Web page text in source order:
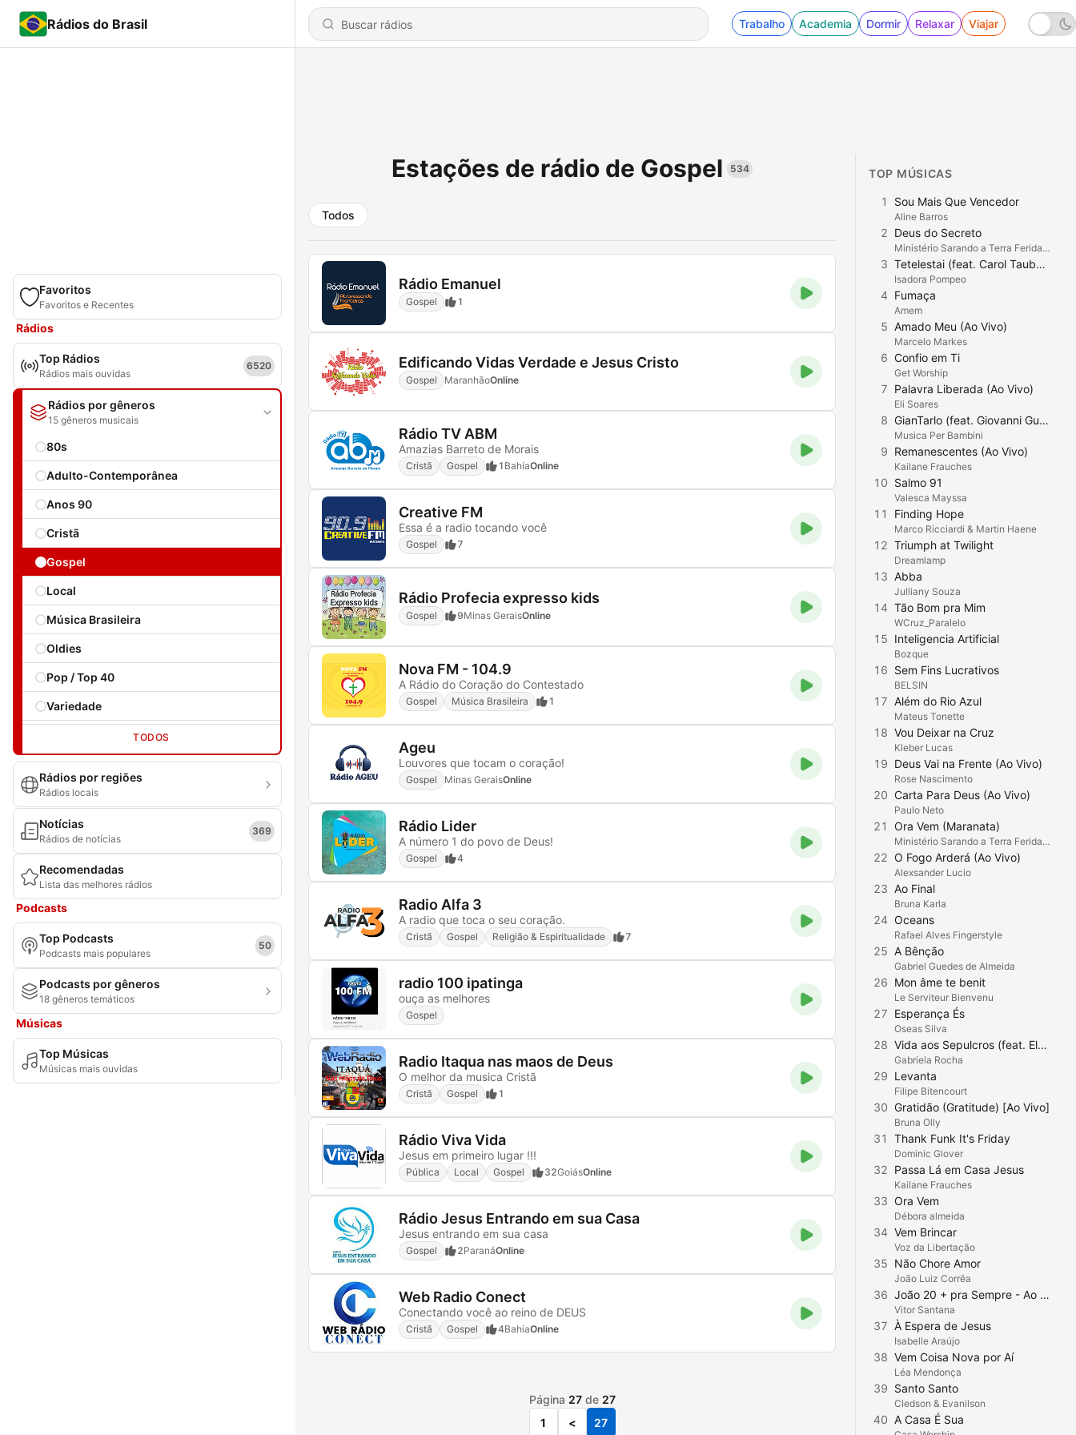
Rádios do Brasil Trabalho Academia Dormir Relaxar Viajar
Favoritos
Favoritos e Recentes
Rádios
Top Rádios
Rádios mais ouvidas
6520
Rádios por gêneros
15 gêneros musicais
80s
Adulto-Contemporânea
Anos 90
Cristã
Gospel
Local
Música Brasileira
Oldies
Pop / Top 40
Variedade
TODOS
Rádios por regiões
Rádios locais
Notícias
Rádios de notícias
369
Recomendadas
Lista das melhores rádios
Podcasts
Top Podcasts
Podcasts mais populares
50
Podcasts por gêneros
18 gêneros temáticos
Músicas
Top Músicas
Músicas mais ouvidas
Estações de rádio de Gospel 534
Todos
Rádio Emanuel
Gospel 1
Edificando Vidas Verdade e Jesus Cristo
Gospel MaranhãoOnline
Rádio TV ABM
Amazias Barreto de Morais
Cristã Gospel 1 BahíaOnline
Creative FM
Essa é a radio tocando você
Gospel 7
Rádio Profecia expresso kids
Gospel 9Minas GeraisOnline
Nova FM - 104.9
A Rádio do Coração do Contestado
Gospel Música Brasileira 1
Ageu
Louvores que tocam o coração!
Gospel Minas GeraisOnline
Rádio Lider
A número 1 do povo de Deus!
Gospel 4
Radio Alfa 3
A radio que toca o seu coração.
Cristã Gospel Religião & Espiritualidade 7
radio 100 ipatinga
ouça as melhores
Gospel
Radio Itaqua nas maos de Deus
O melhor da musica Cristã
Cristã Gospel 1
Rádio Viva Vida
Jesus em primeiro lugar !!!
Pública Local Gospel 32GoiásOnline
Rádio Jesus Entrando em sua Casa
Jesus entrando em sua casa
Gospel 2ParanáOnline
Web Radio Conect
Conectando você ao reino de DEUS
Cristã Gospel 4BahíaOnline
Página 27de 27
1
< 27
TOP MÚSICAS
1 Sou Mais Que Vencedor
Aline Barros
2 Deus do Secreto
Ministério Sarando a Terra Ferida de Nova Iguaçu
3 Tetelestai (feat. Carol Tauber) [Ao Vivo]
Isadora Pompeo
4 Fumaça
Amem
5 Amado Meu (Ao Vivo)
Marcelo Markes
6 Confio em Ti
Get Worship
7 Palavra Liberada (Ao Vivo)
Eli Soares
8 GianTarlo (feat. Giovanni Gulino)
Musica Per Bambini
9 Remanescentes (Ao Vivo)
Kailane Frauches
10 Salmo 91
Valesca Mayssa
11 Finding Hope
Marco Ricciardi & Martin Haene
12 Triumph at Twilight
Dreamlamp
13 Abba
Julliany Souza
14 Tão Bom pra Mim
WCruz_Paralelo
15 Inteligencia Artificial
Bozque
16 Sem Fins Lucrativos
BELSIN
17 Além do Rio Azul
Mateus Tonette
18 Vou Deixar na Cruz
Kleber Lucas
19 Deus Vai na Frente (Ao Vivo)
Rose Nascimento
20 Carta Para Deus (Ao Vivo)
Paulo Neto
21 Ora Vem (Maranata)
Ministério Sarando a Terra Ferida de Nova Iguaçu
22 O Fogo Arderá (Ao Vivo)
Alexsander Lucio
23 Ao Final
Bruna Karla
24 Oceans
Rafael Alves Fingerstyle
25 A Bênção
Gabriel Guedes de Almeida
26 Mon âme te benit
Le Serviteur Bienvenu
27 Esperança És
Oseas Silva
28 Vida aos Sepulcros (feat. Elevation Worship)
Gabriela Rocha
29 Levanta
Filipe Bitencourt
30 Gratidão (Gratitude) [Ao Vivo]
Bruna Olly
31 Thank Funk It's Friday
Dominic Glover
32 Passa Lá em Casa Jesus
Kailane Frauches
33 Ora Vem
Débora almeida
34 Vem Brincar
Voz da Libertação
35 Não Chore Amor
João Luiz Corrêa
36 João 20 + pra Sempre - Ao Vivo
Vitor Santana
37 À Espera de Jesus
Isabelle Araújo
38 Vem Coisa Nova por Aí
Léa Mendonça
39 Santo Santo
Cledson & Evanilson
40 A Casa É Sua